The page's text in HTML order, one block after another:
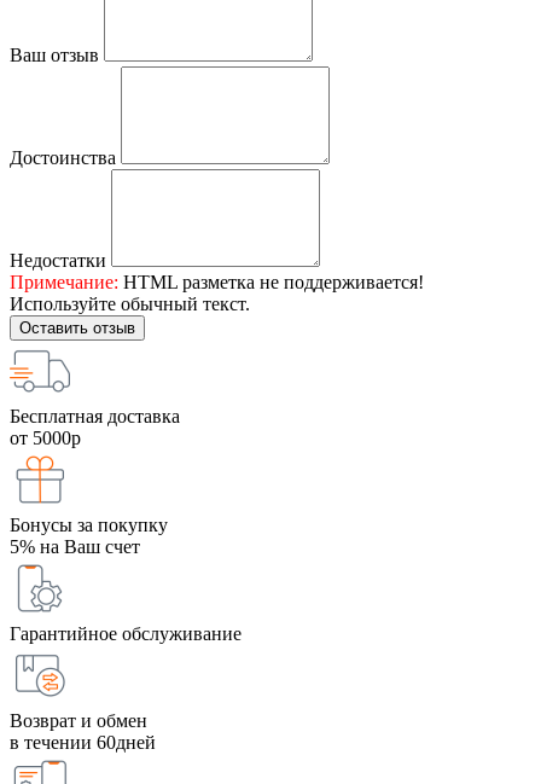
Ваш отзыв
Достоинства
Недостатки
Примечание: HTML разметка не поддерживается!
Используйте обычный текст.
Оставить отзыв
Бесплатная доставка
от 5000р
Бонусы за покупку
5% на Ваш счет
Гарантийное обслуживание
Возврат и обмен
в течении 60дней